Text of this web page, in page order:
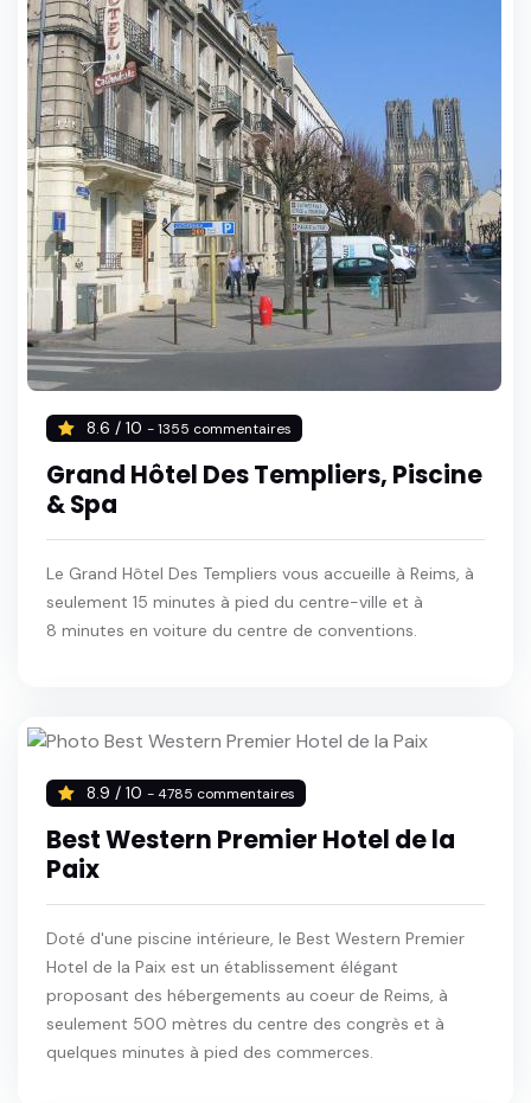
8.6 / 10 - 1355 commentaires
Grand Hôtel Des Templiers, Piscine
& Spa
Le Grand Hôtel Des Templiers vous accueille à Reims, à
seulement 15 minutes à pied du centre-ville et à
8 minutes en voiture du centre de conventions.
8.9 / 10 - 4785 commentaires
Best Western Premier Hotel de la
Paix
Doté d'une piscine intérieure, le Best Western Premier
Hotel de la Paix est un établissement élégant
proposant des hébergements au coeur de Reims, à
seulement 500 mètres du centre des congrès et à
quelques minutes à pied des commerces.